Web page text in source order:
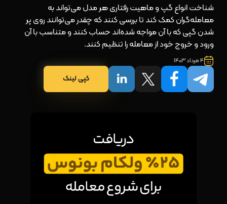
شناخت انواع گپ و ماهیت رفتاری هر مدل می‌تواند به
معامله‌گران کمک کند تا بررسی کنند که چقدر می‌توانند روی پر
شدن گپی که با آن مواجه شده‌اند حساب کنند و متناسب با آن
ورود و خروج خود از معامله را تنظیم کنند.
4 مرداد 1403
کپی لینک